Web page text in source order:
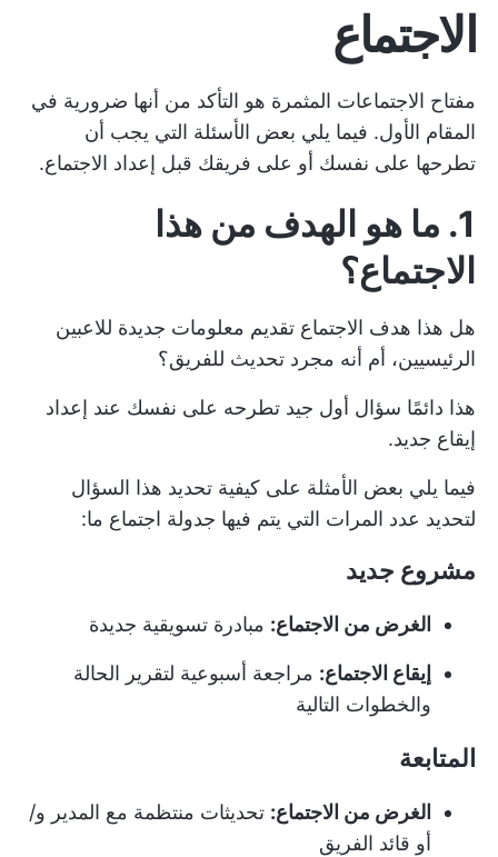
الاجتماع
مفتاح الاجتماعات المثمرة هو التأكد من أنها ضرورية في
المقام الأول. فيما يلي بعض الأسئلة التي يجب أن
تطرحها على نفسك أو على فريقك قبل إعداد الاجتماع.
1. ما هو الهدف من هذا
الاجتماع؟
هل هذا هدف الاجتماع تقديم معلومات جديدة للاعبين
الرئيسيين، أم أنه مجرد تحديث للفريق؟
هذا دائمًا سؤال أول جيد تطرحه على نفسك عند إعداد
إيقاع جديد.
فيما يلي بعض الأمثلة على كيفية تحديد هذا السؤال
لتحديد عدد المرات التي يتم فيها جدولة اجتماع ما:
مشروع جديد
الغرض من الاجتماع: مبادرة تسويقية جديدة
إيقاع الاجتماع: مراجعة أسبوعية لتقرير الحالة
والخطوات التالية
المتابعة
الغرض من الاجتماع: تحديثات منتظمة مع المدير و/
أو قائد الفريق